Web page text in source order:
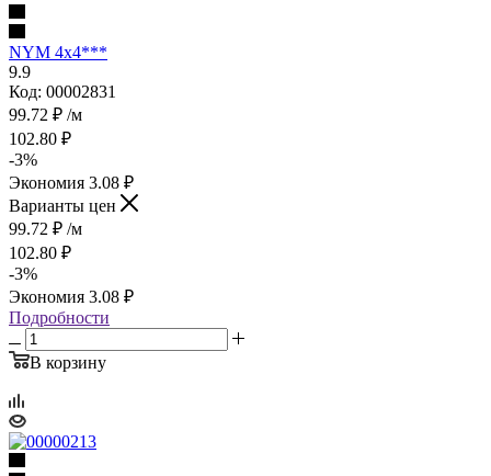
NYM 4х4***
9.9
Код: 00002831
99.72 ₽ /м
102.80 ₽
-3%
Экономия 3.08 ₽
Варианты цен
99.72 ₽ /м
102.80 ₽
-3%
Экономия 3.08 ₽
Подробности
В корзину